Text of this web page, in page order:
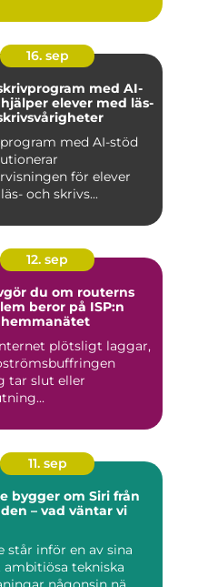
16. sep
med AI-
elever med läs-
med AI-stöd
för elever
och skrivs...
12. sep
du om routerns
beror på ISP:n
plötsligt laggar,
tar slut eller
11. sep
bygger om Siri från
– vad väntar vi
står inför en av sina
ambitiösa tekniska